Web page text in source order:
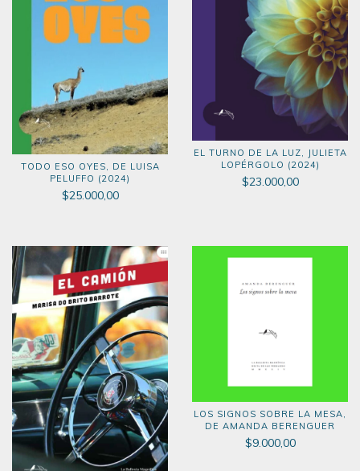
TODO ESO OYES, DE LUISA
PELUFFO (2024)
$25.000,00
EL TURNO DE LA LUZ, JULIETA
LOPÉRGOLO (2024)
$23.000,00
LOS SIGNOS SOBRE LA MESA,
DE AMANDA BERENGUER
$9.000,00